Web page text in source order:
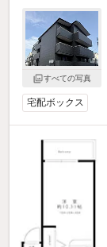
すべての写真
宅配ボックス